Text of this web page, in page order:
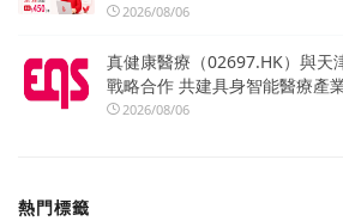
2026/08/06
真健康醫療（02697.HK）與天
戰略合作 共建具身智能醫療產
2026/08/06
熱門標籤